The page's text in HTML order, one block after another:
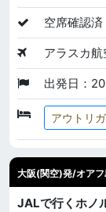
空席確認済
アラスカ航
出発日：
アウトリ
大阪(関空)発/オア
JALで行くホノ